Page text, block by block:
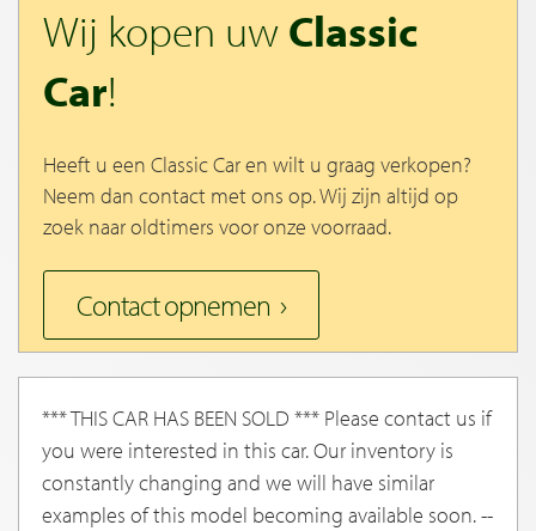
Wij kopen uwClassic
Car!
Heeft u een Classic Car en wilt u graag verkopen?
Neem dan contact met ons op. Wij zijn altijd op
zoek naar oldtimers voor onze voorraad.
Contact opnemen
*** THIS CAR HAS BEEN SOLD *** Please contact us if
you were interested in this car. Our inventory is
constantly changing and we will have similar
examples of this model becoming available soon. --